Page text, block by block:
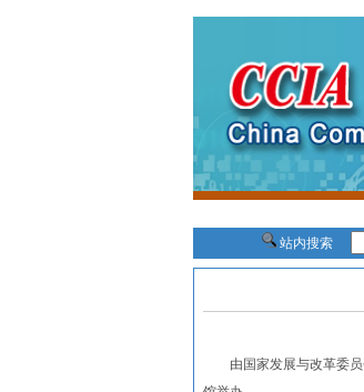
站内搜索
由国家发展与改革委员